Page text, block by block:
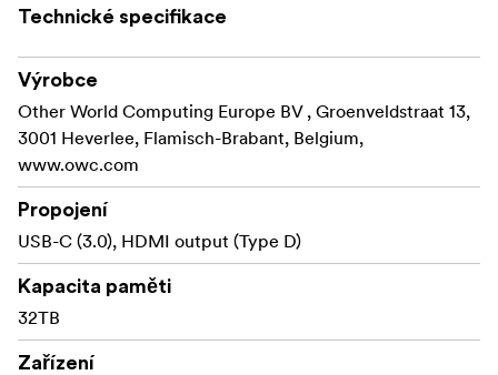
Technické specifikace
Výrobce
Other World Computing Europe BV , Groenveldstraat 13,
3001 Heverlee, Flamisch-Brabant, Belgium,
www.owc.com
Propojení
USB-C (3.0), HDMI output (Type D)
Kapacita paměti
32TB
Zařízení